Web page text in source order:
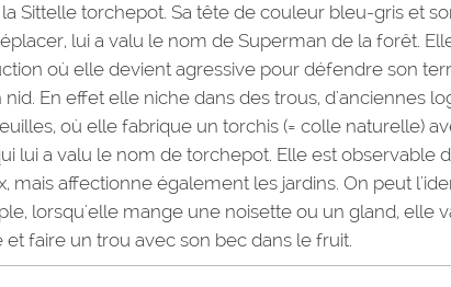
Sittelle torchepot. Sa tête de couleur bleu-gris et
lui a valu le nom de Superman de la forêt.
où elle devient agressive pour défendre son
En effet elle niche dans des trous, d'anciennes
où elle fabrique un torchis (= colle naturelle)
lui a valu le nom de torchepot. Elle est observable
mais affectionne également les jardins. On peut
lorsqu'elle mange une noisette ou un gland, elle
faire un trou avec son bec dans le fruit.